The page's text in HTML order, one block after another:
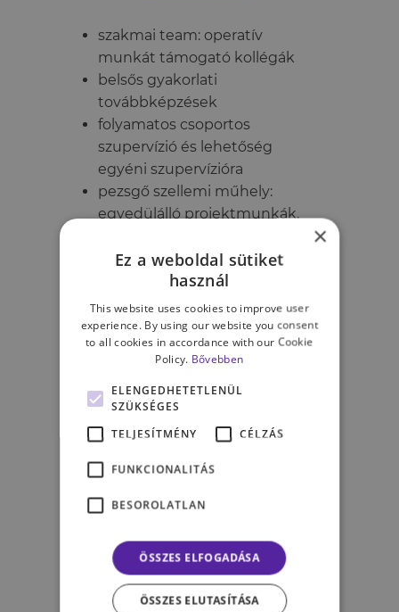
szakmai team: operatív
munkát támogató kollégák
belsős gyakorlati
továbbképzések
folyamatos csoportos
szupervízió és lehetőség
egyéni szupervízióra
pezsgő szellemi műhely:
egyedülálló projektmunkák,
háttérbeszélgetések
lehetőség TV-s, rádiós
szereplésekre, szakmai
előadásokon és kerekasztal-
beszélgetéseken való
részvételre előadóként,
megjelenés a legolvasottabb
hazai pszichológiai
médiumban
csoportos pszichológiai
fejlesztések, tréningek tartása,
tervezése
fejlesztések facilitálása vállalati
partnereinknek
magas színvonalú, kiválóan
×
Ez a weboldal sütiket
használ
This website uses cookies to improve user
experience. By using our website you consent
to all cookies in accordance with our Cookie
Policy. Bővebben
ELENGEDHETETLENÜL
SZÜKSÉGES
TELJESÍTMÉNY
CÉLZÁS
FUNKCIONALITÁS
BESOROLATLAN
ÖSSZES ELFOGADÁSA
ÖSSZES ELUTASÍTÁSA